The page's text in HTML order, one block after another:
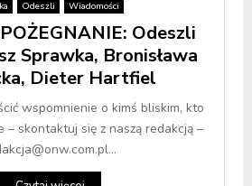
Odeszli Wiadomości
Odeszli
Sprawka, Bronisława
Dieter Hartfiel
wspomnienie o kimś bliskim, kto
– skontaktuj się z naszą redakcją –